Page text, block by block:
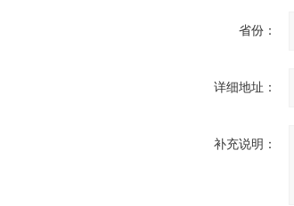
省份：
详细地址：
补充说明：